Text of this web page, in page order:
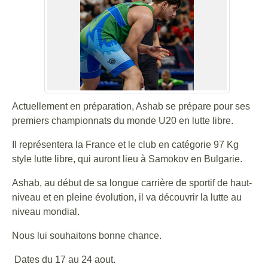
Actuellement en préparation, Ashab se prépare pour ses
premiers championnats du monde U20 en lutte libre.
Il représentera la France et le club en catégorie 97 Kg
style lutte libre, qui auront lieu à Samokov en Bulgarie.
Ashab, au début de sa longue carrière de sportif de haut-
niveau et en pleine évolution, il va découvrir la lutte au
niveau mondial.
Nous lui souhaitons bonne chance.
Dates du 17 au 24 aout.